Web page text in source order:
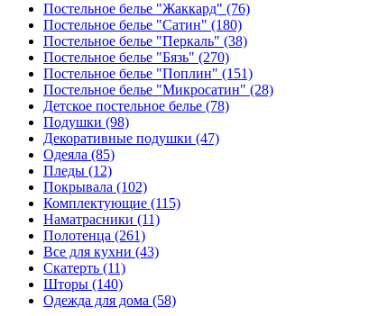
Постельное белье "Жаккард" (76)
Постельное белье "Сатин" (180)
Постельное белье "Перкаль" (38)
Постельное белье "Бязь" (270)
Постельное белье "Поплин" (151)
Постельное белье "Микросатин" (28)
Детское постельное белье (78)
Подушки (98)
Декоративные подушки (47)
Одеяла (85)
Пледы (12)
Покрывала (102)
Комплектующие (115)
Наматрасники (11)
Полотенца (261)
Все для кухни (43)
Скатерть (11)
Шторы (140)
Одежда для дома (58)